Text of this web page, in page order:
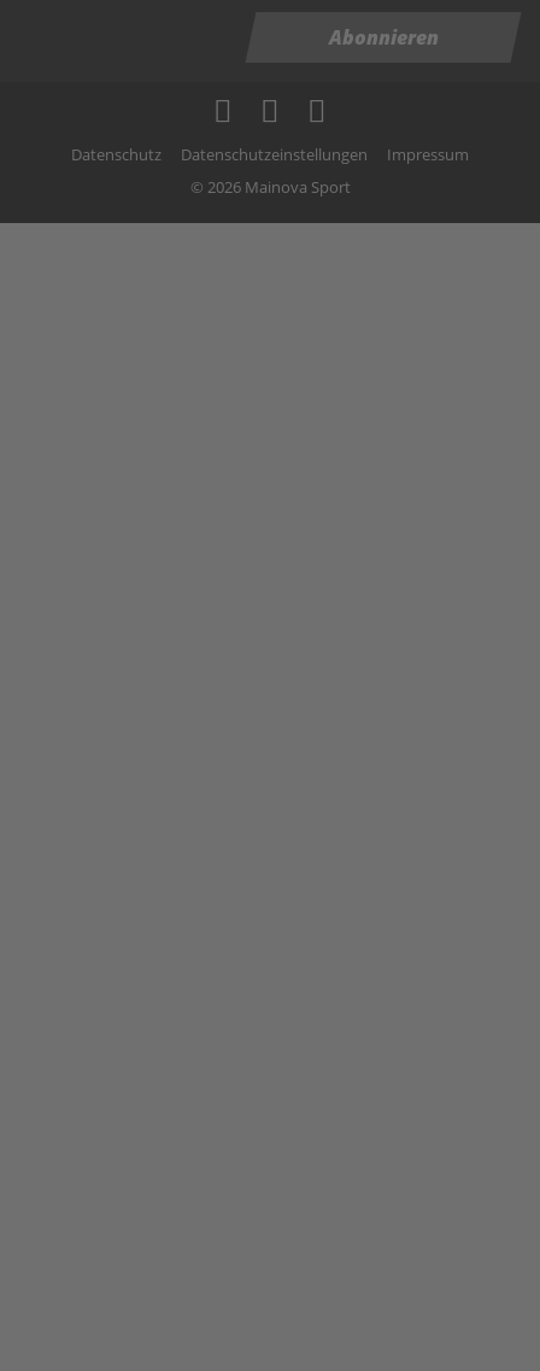
Abonnieren
Datenschutz Datenschutzeinstellungen
Impressum
© 2026 Mainova Sport